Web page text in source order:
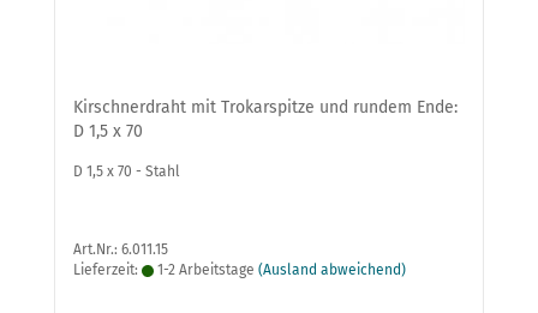
Kirschnerdraht mit Trokarspitze und rundem Ende:
D 1,5 x 70
D 1,5 x 70 - Stahl
Art.Nr.: 6.011.15
Lieferzeit:
1-2 Arbeitstage (Ausland abweichend)